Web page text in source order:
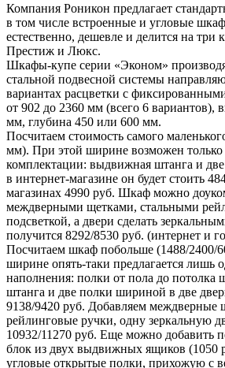
Компания Роникон предлагает
в том числе встроенные и угловые
естественно, дешевле и делится на три
Престиж и Люкс.
Шкафы-купе серии «Эконом»
стальной подвесной системы
вариантах расцветки с
от 902 до 2360 мм (всего 6 вариантов),
мм, глубина 450 или 600 мм.
Посчитаем стоимость самого
мм). При этой ширине возможен только
комплектации: выдвижная штанга и
в интернет-магазине он будет стоить
магазинах 4990 руб. Шкаф можно
междверными щетками, стальными
подсветкой, а двери сделать
получится 8292/8530 руб. (интернет и
Посчитаем шкаф побольше (1488/2400/
ширине опять-таки предлагается лишь
наполнения: полки от пола до потолка
штанга и две полки шириной в две
9138/9420 руб. Добавляем междверные
рейлинговые ручки, одну зеркальную
10932/11270 руб. Еще можно добавить
блок из двух выдвижных ящиков (1050
угловые открытые полки, прихожую с